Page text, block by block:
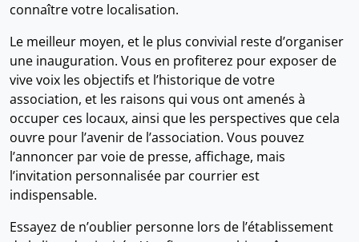
connaître votre localisation.
Le meilleur moyen, et le plus convivial reste d’organiser
une inauguration. Vous en profiterez pour exposer de
vive voix les objectifs et l’historique de votre
association, et les raisons qui vous ont amenés à
occuper ces locaux, ainsi que les perspectives que cela
ouvre pour l’avenir de l’association. Vous pouvez
l’annoncer par voie de presse, affichage, mais
l’invitation personnalisée par courrier est
indispensable.
Essayez de n’oublier personne lors de l’établissement